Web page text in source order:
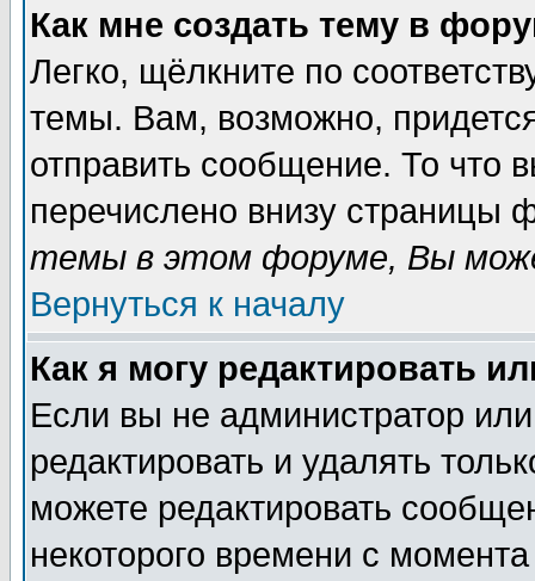
Как мне создать тему в
Легко, щёлкните по
темы. Вам, возможно,
отправить сообщение. То что
перечислено внизу страницы
темы в этом форуме, Вы
Вернуться к началу
Как я могу редактировать
Если вы не администратор
редактировать и удалять
можете редактировать
некоторого времени с